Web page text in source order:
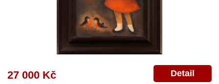
27 000 Kč Detail